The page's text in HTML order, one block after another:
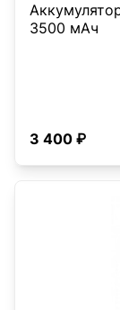
3500 мАч
3 400 ₽